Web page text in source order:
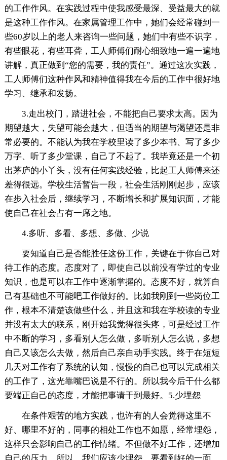
的工作作风。在实践过程中使我感受最深、受益最大的就
是这种工作作风。在家属管理工作中，她们会经常碰到一
些60岁以上的老人来咨询一些问题，她们中有些不识字，
有些眼花，有些耳聋，工人师傅们耐心细致地一遍一遍地
讲解，真正做到“您的需要，我的责任”。通过这次实践，
工人师傅们这种作风和精神值得我在今后的工作中很好地
学习、继承和发扬。
3.走出校门，踏进社会，不能把自己要求太高。因为
期望越大，失望可能会越大，但适当的期望与渴望还是非
常必要的。不能认为我在学校里读了多少本书、写了多少
万字、听了多少堂课，自己了不起了。我毕竟还是一个初
出茅庐的小丫头，没有任何实践经验，比起工人师傅来还
差得很远。学校生活暂告一段，社会生活刚刚起步，应该
在步入社会后，继续学习，不断增长和扩展知识面，才能
使自己在社会占有一席之地。
4.多听、多看、多想、多做、少说
要知道自己是否能胜任这份工作，关键在于你自己对
待工作的态度。态度对了，即使自己以前没有学过的专业
知识，也是可以在工作中逐渐掌握的。态度不好，就算自
己有基础也不可能吧工作做好的。比如我刚到一些岗位工
作，根本不清楚该做些什么，并且这和我在学校读的专业
并没有太大的联系，刚开始我觉得很头疼，可是经过工作
中不断的学习，多看别人怎么做，多听别人怎么说，多想
自己又该怎么去做，然后自己亲自动手实践。终于在短短
几天对工作有了系统的认知，慢慢的自己也可以完成相关
的工作了，这光靠嘴巴说是不行的。所以我今后干什么都
要端正自己的态度，才能把事请干到最好。5.少埋怨
在条件艰苦的地方实践，也许有的人会觉得这里不
好、哪里不好的，同事的相处工作也不如愿，经常埋怨，
这样只会影响自己的工作情绪。不但做不好工作，还增加